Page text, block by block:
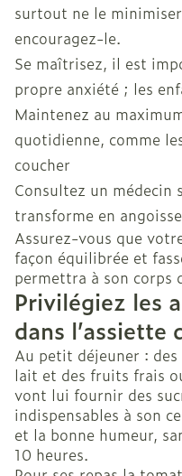
surtout ne le
encouragez-le.
Se maîtrisez, il est
propre anxiété ; les
Maintenez au
quotidienne, comme
coucher
Consultez un médecin
transforme en
Assurez-vous que
façon équilibrée et
permettra à son corps
Privilégiez les
dans
Au petit déjeuner : des
lait et des fruits frais
vont lui fournir des
indispensables à son
et la bonne humeur,
10 heures.